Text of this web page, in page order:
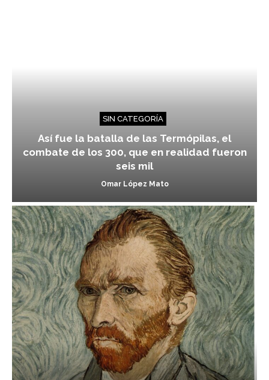
SIN CATEGORÍA
Así fue la batalla de las Termópilas, el
combate de los 300, que en realidad fueron
seis mil
Omar López Mato